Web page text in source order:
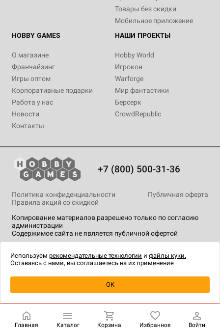
Купить
Товары без скидки
Мобильное приложение
HOBBY GAMES
О магазине
Франчайзинг
Игры оптом
Корпоративные подарки
Работа у нас
Новости
Контакты
НАШИ ПРОЕКТЫ
Hobby World
Игрокон
Warforge
Мир фантастики
Берсерк
CrowdRepublic
+7 (800) 500-31-36
Копирование материалов разрешено только по согласию
администрации
Содержимое сайта не является публичной офертой
Политика конфиденциальности
Публичная оферта
Правила акций со скидкой
технологии.
Главная Каталог Корзина Избранное Войти
Используем рекомендательные технологии и файлы куки.
Оставаясь с нами, вы соглашаетесь на их применение
OK